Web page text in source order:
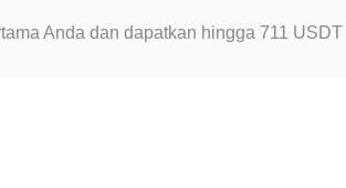
Anda dan dapatkan hingga 711 USDT